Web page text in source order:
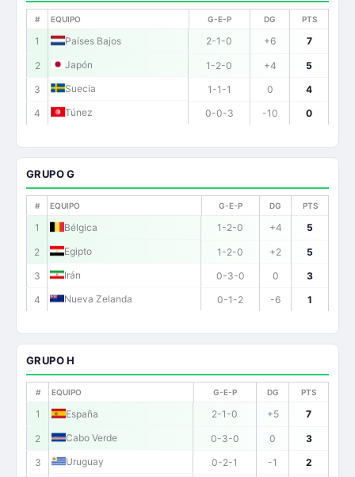
# EQUIPO G-E-P DG PTS
1 Países Bajos 2-1-0 +6 7
2 Japón 1-2-0 +4
5
3
Suecia 1-1-1 0
4
4
Túnez 0-0-3 -10 0
GRUPO G
# EQUIPO G-E-P DG PTS
1 Bélgica 1-2-0 +4 5
2 Egipto 1-2-0 +2
5
3
Irán 0-3-0 0
3
4
Nueva Zelanda 0-1-2 -6 1
GRUPO H
# EQUIPO G-E-P DG PTS
1 España 2-1-0 +5 7
2 Cabo Verde 0-3-0 0
3
3
Uruguay 0-2-1 -1
2